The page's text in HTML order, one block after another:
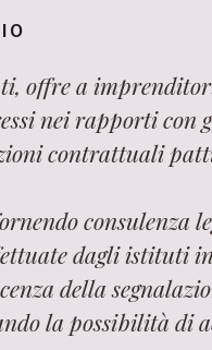
offre a
nei rapporti con
contrattuali
consulenza
dagli istituti
della
la possibilità di